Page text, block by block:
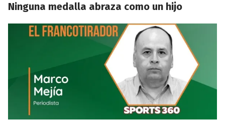
Ninguna medalla abraza como un hijo